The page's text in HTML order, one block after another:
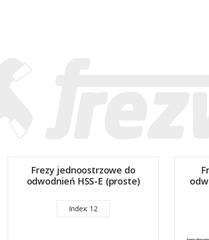
Frezy jednoostrzowe do
odwodnień HSS-E (proste)
Index: 12